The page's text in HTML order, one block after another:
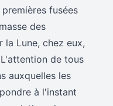
fusées
des
la Lune, chez eux,
de tous
auxquelles les
à l'instant